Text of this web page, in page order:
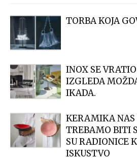
TORBA KOJA
INOX SE
IZGLEDA
IKADA.
KERAMIKA NAS
TREBAMO BITI
SU RADIONICE
ISKUSTVO